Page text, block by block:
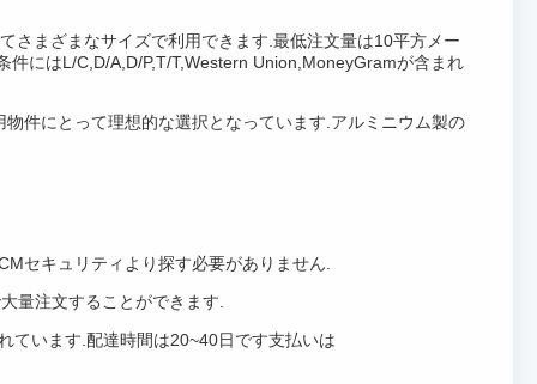
さまざまなサイズで利用できます.最低注文量は10平方メー
にはL/C,D/A,D/P,T/T,Western Union,MoneyGramが含まれ
件にとって理想的な選択となっています.アルミニウム製の
セキュリティより探す必要がありません.
量注文することができます.
ています.配達時間は20~40日です支払いは